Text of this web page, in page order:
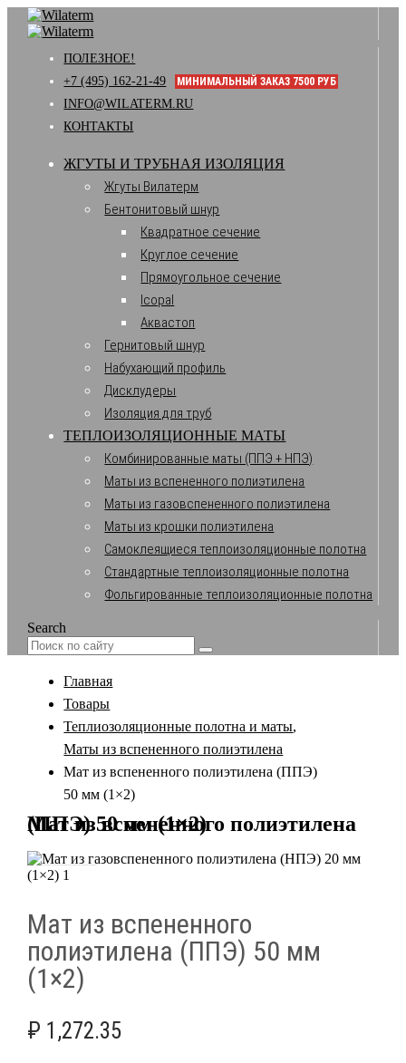
ПОЛЕЗНОЕ!
+7 (495) 162-21-49
МИНИМАЛЬНЫЙ ЗАКАЗ 7500 РУБ
INFO@WILATERM.RU
КОНТАКТЫ
ЖГУТЫ И ТРУБНАЯ ИЗОЛЯЦИЯ
Жгуты Вилатерм
Бентонитовый шнур
Квадратное сечение
Круглое сечение
Прямоугольное сечение
Icopal
Аквастоп
Гернитовый шнур
Набухающий профиль
Дисклудеры
Изоляция для труб
ТЕПЛОИЗОЛЯЦИОННЫЕ МАТЫ
Комбинированные маты (ППЭ + НПЭ)
Маты из вспененного полиэтилена
Маты из газовспененного полиэтилена
Маты из крошки полиэтилена
Самоклеящиеся теплоизоляционные полотна
Стандартные теплоизоляционные полотна
Фольгированные теплоизоляционные полотна
Search
Главная
Товары
Теплиозоляционные полотна и маты,
Маты из вспененного полиэтилена
Мат из вспененного полиэтилена (ППЭ)
50 мм (1×2)
Мат из вспененного полиэтилена (ППЭ) 50 мм (1×2)
Мат из вспененного
полиэтилена (ППЭ) 50 мм
(1×2)
₽ 1,272.35